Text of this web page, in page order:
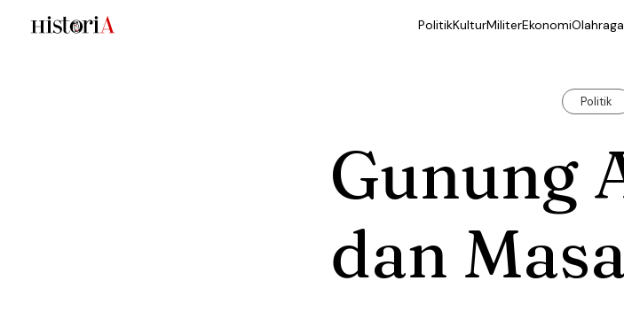
PolitikKulturMiliterEkonomiOlahraga
Politik
Gunung
dan